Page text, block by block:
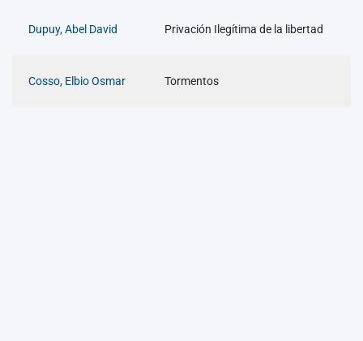
Dupuy, Abel David Privación Ilegítima de la libertad
Cosso, Elbio Osmar Tormentos